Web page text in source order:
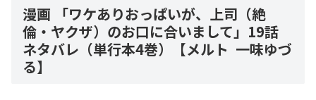
漫画 「ワケありおっぱいが、上司（絶
倫・ヤクザ）のお口に合いまして」19話
ネタバレ（単行本4巻）【メルト 一味ゆづ
る】